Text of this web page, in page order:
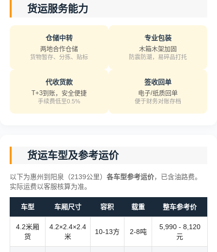
货运服务能力
仓储中转
两地合作仓储
货物暂存、分拣、贴标
专业包装
木箱木架加固
防震防潮，易碎品打托
代收货款
T+3到账，安全便捷
手续费低至0.5%
签收回单
电子/纸质回单
便于财务对账存档
货运车型及参考运价
以下为惠州到阳泉（2139公里） 各车型参考运价，已含油路费。
实际运费以客服核算为准。
车型 车厢尺寸 容积 载重 整车参考价
4.2米厢
货
4.2×2.4×2.4
米
10-13方 2-8吨
5,990 - 8,120
元